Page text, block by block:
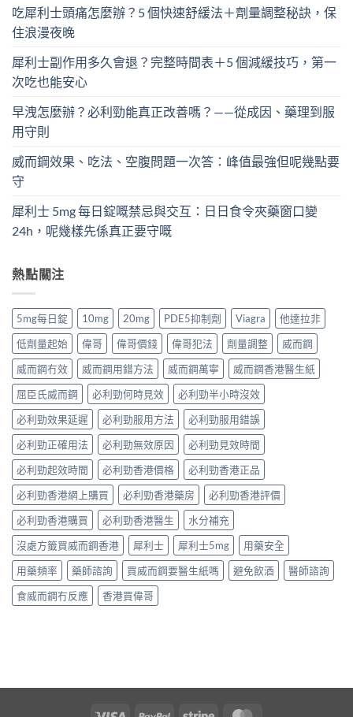
吃犀利士頭痛怎麼辦？5 個快速舒緩法＋劑量調整秘訣，保
住浪漫夜晚
犀利士副作用多久會退？完整時間表＋5 個減緩技巧，第一
次吃也能安心
早洩怎麼辦？必利勁能真正改善嗎？——從成因、藥理到服
用守則
威而鋼效果、吃法、空腹問題一次答：峰值最強但呢幾點要
守
犀利士 5mg 每日錠嘅禁忌與交互：日日食令夾藥窗口變
24h，呢幾樣先係真正要守嘅
熱點關注
5mg每日錠 10mg 20mg PDE5抑制劑 Viagra
他達拉非
低劑量起始
偉哥 偉哥價錢 偉哥犯法 劑量調整
威而鋼
威而鋼冇效
威而鋼用錯方法 威而鋼萬寧
威而鋼香港醫生紙
屈臣氏威而鋼
必利勁何時見效
必利勁半小時沒效
必利勁效果延遲
必利勁服用方法
必利勁服用錯誤
必利勁正確用法
必利勁無效原因
必利勁見效時間
必利勁起效時間
必利勁香港價格
必利勁香港正品
必利勁香港網上購買
必利勁香港藥房
必利勁香港評價
必利勁香港購買
必利勁香港醫生
水分補充
沒處方籤買威而鋼香港
犀利士 犀利士5mg
用藥安全
用藥頻率
藥師諮詢 買威而鋼要醫生紙嗎 避免飲酒
醫師諮詢
食威而鋼冇反應
香港買偉哥